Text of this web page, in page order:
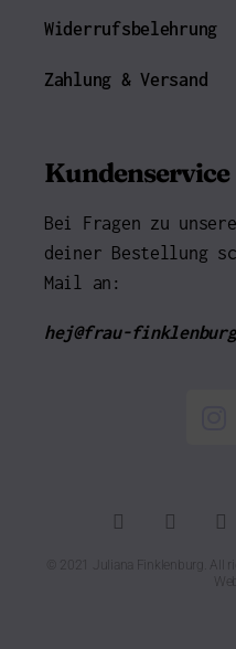
Widerrufsbelehrung
Zahlung & Versand
Kundenservice
Bei Fragen zu
deiner Bestellung
Mail an:
hej@frau-
© 2021 Juliana Finklenburg. All